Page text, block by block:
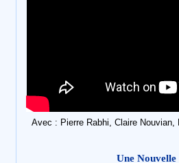
Avec : Pierre Rabhi, Claire
Une